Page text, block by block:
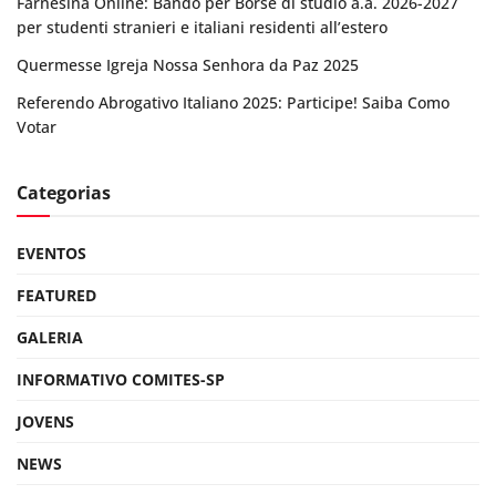
per studenti stranieri e italiani residenti all’estero
Quermesse Igreja Nossa Senhora da Paz 2025
Referendo Abrogativo Italiano 2025: Participe! Saiba Como
Votar
Categorias
EVENTOS
FEATURED
GALERIA
INFORMATIVO COMITES-SP
JOVENS
NEWS